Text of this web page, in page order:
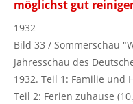
möglichst gut
1932
Bild 33 / Sommerschau
Jahresschau des
1932. Teil 1: Familie und
Teil 2: Ferien zuhause